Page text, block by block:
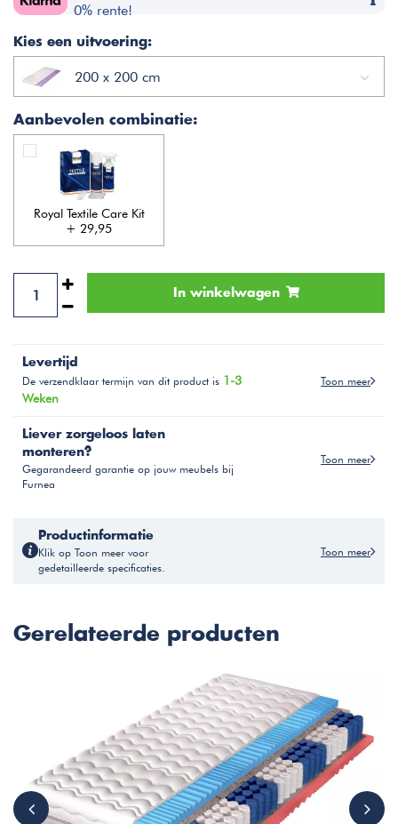
0% rente!
Kies een uitvoering:
200 x 200 cm
Aanbevolen combinatie:
Royal Textile Care Kit
+ 29,95
In winkelwagen
Levertijd
De verzendklaar termijn van dit product is 1-3
Weken
Toon meer
Liever zorgeloos laten
monteren?
Gegarandeerd garantie op jouw meubels bij
Furnea
Toon meer
Productinformatie
Klik op Toon meer voor
gedetailleerde specificaties.
Toon meer
Gerelateerde producten